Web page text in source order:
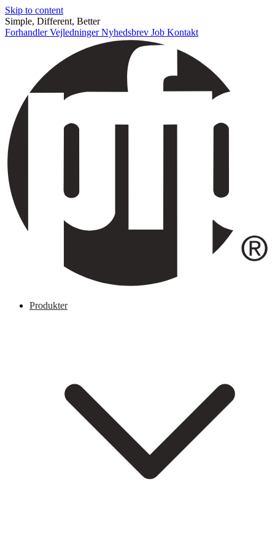
Skip to content
Simple, Different, Better
ForhandlerVejledningerNyhedsbrev Job Kontakt
Produkter